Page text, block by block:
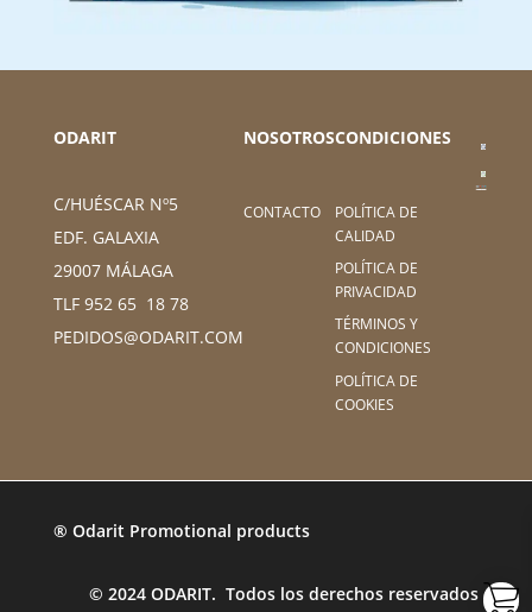
ODARIT
C/HUÉSCAR Nº5
EDF. GALAXIA
29007 MÁLAGA
TLF 952 65 18 78
PEDIDOS@ODARIT.COM
NOSOTROS
CONTACTO
CONDICIONES
POLÍTICA DE
CALIDAD
POLÍTICA DE
PRIVACIDAD
TÉRMINOS Y
CONDICIONES
POLÍTICA DE
COOKIES
® Odarit Promotional products
© 2024 ODARIT. Todos los derechos reservados